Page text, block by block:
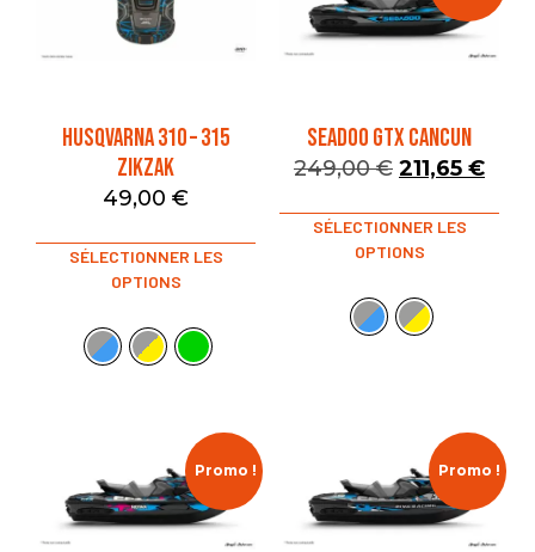
HUSQVARNA 310 – 315
ZIKZAK
49,00 €
SÉLECTIONNER LES
OPTIONS
SEADOO GTX CANCUN
249,00€ 211,65 €
SÉLECTIONNER LES
OPTIONS
Promo ! Promo !